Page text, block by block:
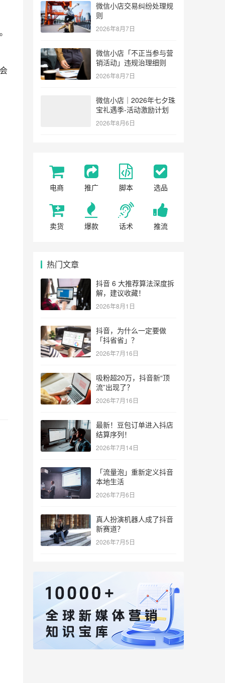
微信小店交易纠纷处理规
则
2026年8月7日
微信小店「不正当参与营
销活动」违规治理细则
2026年8月7日
微信小店｜2026年七夕珠
宝礼遇季-活动激励计划
2026年8月6日
电商 推广 脚本 选品
卖货 爆款 话术 推流
热门文章
抖音 6 大推荐算法深度拆
解，建议收藏！
2026年8月1日
抖音，为什么一定要做
「抖省省」？
2026年7月16日
吸粉超20万，抖音新“顶
流”出现了？
2026年7月16日
最新！豆包订单进入抖店
结算序列！
2026年7月14日
「流量泡」重新定义抖音
本地生活
2026年7月6日
真人扮演机器人成了抖音
新赛道？
2026年7月5日